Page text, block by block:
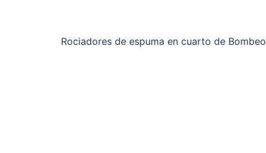
Rociadores de espuma en cuarto de Bombeo